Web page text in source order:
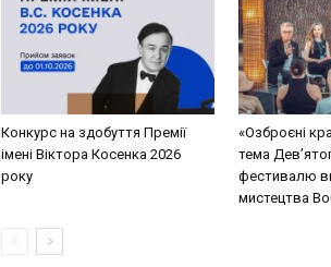
Конкурс на здобуття Премії
імені Віктора Косенка 2026
року
«Озброєні
тема
фестивалю
мистецтва